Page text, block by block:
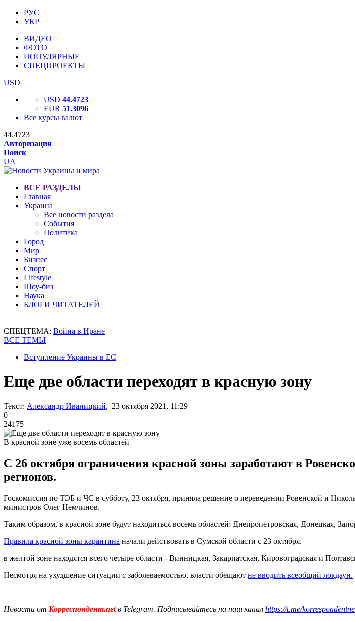
РУС
УКР
ВИДЕО
ФОТО
ПОПУЛЯРНЫЕ
СПЕЦПРОЕКТЫ
USD
USD 44.4723
EUR 51.3096
Все курсы валют
44.4723
Авторизация
Поиск
UA
ВСЕ РАЗДЕЛЫ
Главная
Украина
Все новости раздела
События
Политика
Город
Мир
Бизнес
Спорт
Lifestyle
Шоу-биз
Наука
БЛОГИ ЧИТАТЕЛЕЙ
СПЕЦТЕМА: Война в Иране
ВСЕ ТЕМЫ
Вступление Украины в ЕС
Еще две области переходят в красную зону
Текст: Александр Иваницкий, 23 октября 2021, 11:29
0
24175
В красной зоне уже восемь областей
С 26 октября ограничения красной зоны заработают в
регионов.
Госкомиссия по ТЭБ и ЧС в субботу, 23 октября, приняла решение о переведении Ровенской и
министров Олег Немчинов.
Таким образом, в красной зоне будут находиться восемь областей: Днепропетровская, Донецкая,
Правила красной зоны карантина начали действовать в Сумской области с 23 октября.
в желтой зоне находятся всего четыре области - Винницкая, Закарпатская, Кировоградская и
Несмотря на ухудшение ситуации с заболеваемостью, власти обещают не вводить всеобщий локдаун.
Новости от Корреспондент.netв Telegram. Подписывайтесь на наш канал https://t.me/